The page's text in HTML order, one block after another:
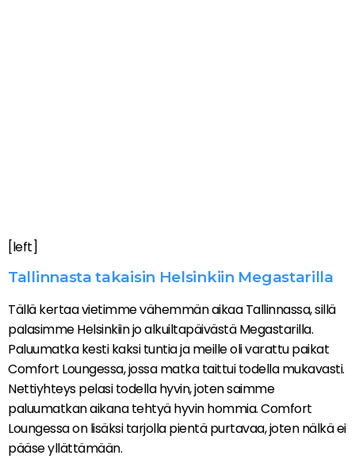
[left]
Tallinnasta takaisin Helsinkiin Megastarilla
Tällä kertaa vietimme vähemmän aikaa Tallinnassa, sillä
palasimme Helsinkiin jo alkuiltapäivästä Megastarilla.
Paluumatka kesti kaksi tuntia ja meille oli varattu paikat
Comfort Loungessa, jossa matka taittui todella mukavasti.
Nettiyhteys pelasi todella hyvin, joten saimme
paluumatkan aikana tehtyä hyvin hommia. Comfort
Loungessa on lisäksi tarjolla pientä purtavaa, joten nälkä ei
pääse yllättämään.